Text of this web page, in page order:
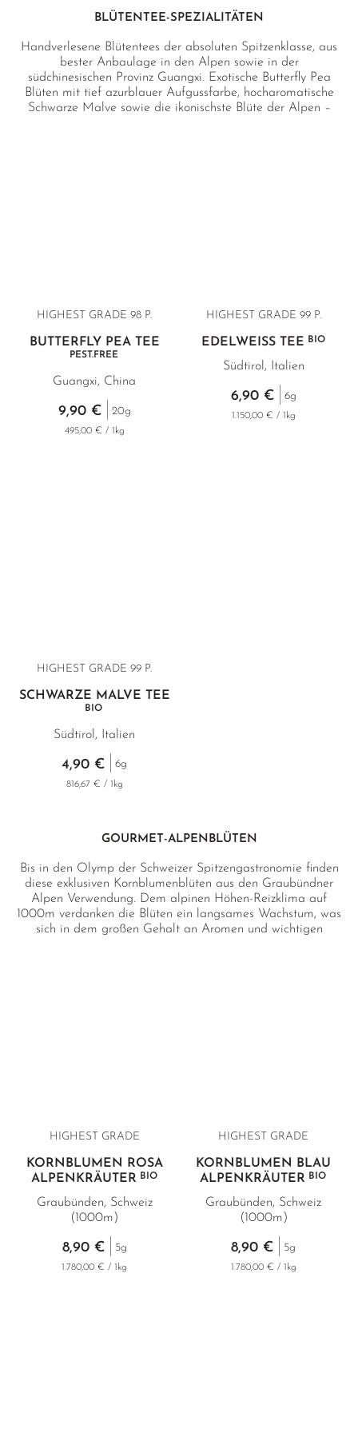
PFEFFERMINZE
ROSENKNOSPEN
ZITRONENVERBENE
BLÜTENTEE-SPEZIALITÄTEN
Handverlesene Blütentees der absoluten Spitzenklasse, aus
bester Anbaulage in den Alpen sowie in der
südchinesischen Provinz Guangxi. Exotische Butterfly Pea
Blüten mit tief azurblauer Aufgussfarbe, hocharomatische
Schwarze Malve sowie die ikonischste Blüte der Alpen –
HIGHEST GRADE 98 P.
BUTTERFLY PEA TEE
PEST.FREE
Guangxi, China
9,90 € 20g
495,00 € / 1kg
HIGHEST GRADE 99 P.
EDELWEISS TEE BIO
Südtirol, Italien
6,90 € 6g
1.150,00 € / 1kg
HIGHEST GRADE 99 P.
SCHWARZE MALVE TEE
BIO
Südtirol, Italien
4,90 € 6g
816,67 € / 1kg
GOURMET-ALPENBLÜTEN
Bis in den Olymp der Schweizer Spitzengastronomie finden
diese exklusiven Kornblumenblüten aus den Graubündner
Alpen Verwendung. Dem alpinen Höhen-Reizklima auf
1000m verdanken die Blüten ein langsames Wachstum, was
sich in dem großen Gehalt an Aromen und wichtigen
HIGHEST GRADE
KORNBLUMEN ROSA
ALPENKRÄUTER BIO
Graubünden, Schweiz
(1000m)
8,90 € 5g
1.780,00 € / 1kg
HIGHEST GRADE
KORNBLUMEN BLAU
ALPENKRÄUTERBIO
Graubünden, Schweiz
(1000m)
8,90 € 5g
1.780,00 € / 1kg